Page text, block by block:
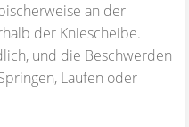
an der
der Kniescheibe.
und die Beschwerden
Laufen oder